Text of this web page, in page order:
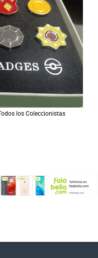
los Coleccionistas